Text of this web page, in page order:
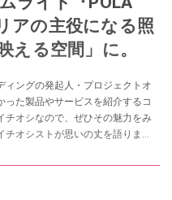
アの主役になる照
える空間」に。
ィングの発起人・プロジェクトオ
った製品やサービスを紹介するコ
チオシなので、ぜひその魅力をみ
オシストが思いの丈を語りま